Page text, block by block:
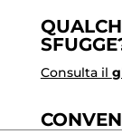
Consulta il